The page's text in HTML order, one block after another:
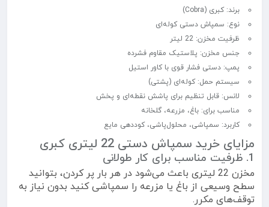
برند: کبری (Cobra)
نوع: سمپاش دستی کوله‌ای
ظرفیت مخزن: 22 لیتر
جنس مخزن: پلاستیک مقاوم فشرده
پمپ: دستی فشار قوی با کاور استیل
سیستم حمل: کوله‌ای (پشتی)
لانس: قابل تنظیم برای پاشش نقطه‌ای و پخش
مناسب برای: باغ، مزرعه، گلخانه
کاربرد: سمپاشی، محلول‌پاشی، کوددهی مایع
مزایای خرید سمپاش دستی 22 لیتری کبری
1. ظرفیت مناسب برای کار طولانی
مخزن 22 لیتری باعث می‌شود در هر بار پر کردن، بتوانید
سطح وسیعی از باغ یا مزرعه را سمپاشی کنید بدون نیاز به
توقف‌های مکرر.